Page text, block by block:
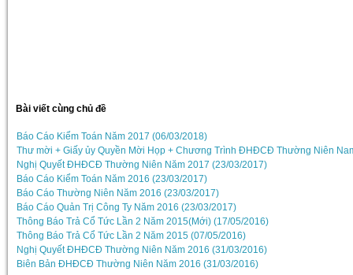
Bài viết cùng chủ đề
Báo Cáo Kiểm Toán Năm 2017 (06/03/2018)
Thư mời + Giấy ủy Quyền Mời Họp + Chương Trình ĐHĐCĐ Thường Niên
Nghị Quyết ĐHĐCĐ Thường Niên Năm 2017 (23/03/2017)
Báo Cáo Kiểm Toán Năm 2016 (23/03/2017)
Báo Cáo Thường Niên Năm 2016 (23/03/2017)
Báo Cáo Quản Trị Công Ty Năm 2016 (23/03/2017)
Thông Báo Trả Cổ Tức Lần 2 Năm 2015(Mới) (17/05/2016)
Thông Báo Trả Cổ Tức Lần 2 Năm 2015 (07/05/2016)
Nghị Quyết ĐHĐCĐ Thường Niên Năm 2016 (31/03/2016)
Biên Bản ĐHĐCĐ Thường Niên Năm 2016 (31/03/2016)